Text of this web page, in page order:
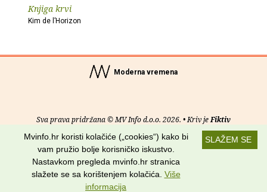
Knjiga krvi
Kim de l’Horizon
Moderna vremena
Sva prava pridržana © MV Info d.o.o. 2026. • Kriv jeFiktiv
Uvjeti korištenja RSS kanali
Potraži nas na:
SLAŽEM SE
Mvinfo.hr koristi kolačiće („cookies“) kako bi
vam pružio bolje korisničko iskustvo.
Nastavkom pregleda mvinfo.hr stranica
slažete se sa korištenjem kolačića. Više
informacija